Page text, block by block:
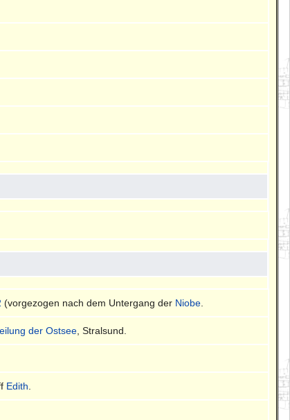
(vorgezogen nach dem Untergang der Niobe
der Ostsee , Stralsund.
Edith